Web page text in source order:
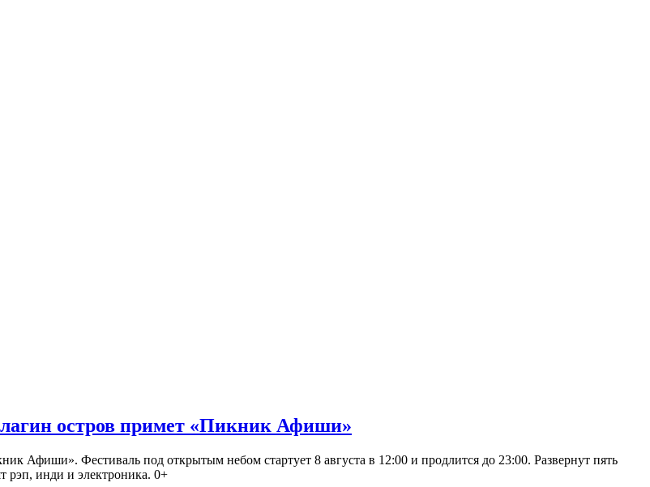
остров примет «Пикник Афиши»
Афиши». Фестиваль под открытым небом стартует 8 августа в 12:00 и продлится до 23:00. Развернут пять
рэп, инди и электроника. 0+